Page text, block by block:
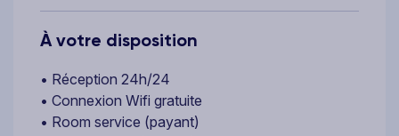
À votre disposition
• Réception 24h/24
• Connexion Wifi gratuite
• Room service (payant)